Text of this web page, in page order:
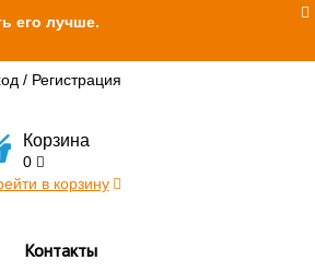
его лучше.
/ Регистрация
Корзина
0
в корзину
Контакты